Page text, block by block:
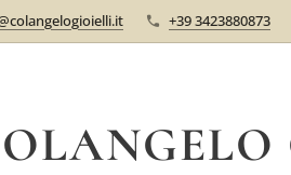
+39 3423880873